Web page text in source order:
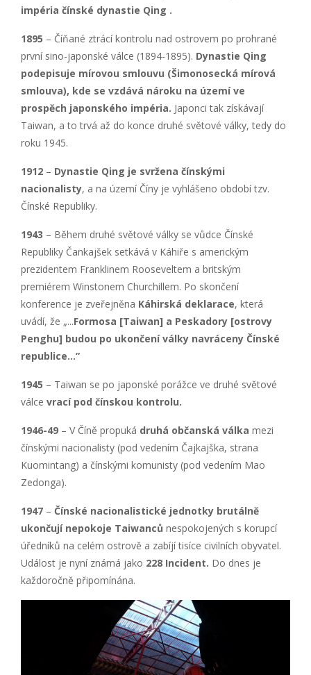
impéria čínské dynastie Qing .
1895 – Číňané ztrácí kontrolu nad ostrovem po prohrané
první sino-japonské válce (1894-1895). Dynastie Qing
podepisuje mírovou smlouvu (Šimonosecká mírová
smlouva), kde se vzdává nároku na území ve
prospěch japonského impéria. Japonci tak získávají
Taiwan, a to trvá až do konce druhé světové války, tedy do
roku 1945.
1912 – Dynastie Qing je svržena čínskými
nacionalisty, a na území Číny je vyhlášeno období tzv.
Čínské Republiky.
1943 – Během druhé světové války se vůdce Čínské
Republiky Čankajšek setkává v Káhiře s americkým
prezidentem Franklinem Rooseveltem a britským
premiérem Winstonem Churchillem. Po skončení
konference je zveřejněna Káhirská deklarace, která
uvádí, že „...Formosa [Taiwan] a Peskadory [ostrovy
Penghu] budou po ukončení války navráceny Čínské
republice…”
1945 – Taiwan se po japonské porážce ve druhé světové
válce vrací pod čínskou kontrolu.
1946-49 – V Číně propuká druhá občanská válka mezi
čínskými nacionalisty (pod vedením Čajkajška, strana
Kuomintang) a čínskými komunisty (pod vedením Mao
Zedonga).
1947 – Čínské nacionalistické jednotky brutálně
ukončují nepokoje Taiwanců nespokojených s korupcí
úředníků na celém ostrově a zabíjí tisíce civilních obyvatel.
Událost je nyní známá jako 228 Incident. Do dnes je
každoročně připomínána.